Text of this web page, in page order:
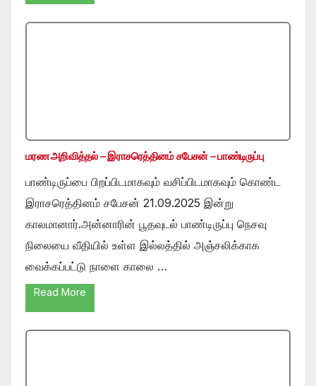
மரண அறிவித்தல் – இராசரெத்தினம் சபேசன் – பாண்டிருப்பு
பாண்டிருப்பை பிறப்பிடமாகவும் வசிப்பிடமாகவும் கொண்ட
இராசரெத்தினம் சபேசன் 21.09.2025 இன்று
காலமானார்.அன்னாரின் பூதவுடல் பாண்டிருப்பு நெசவு
நிலையை வீதியில் உள்ள இல்லத்தில் அஞ்சலிக்காக
வைக்கப்பட்டு நாளை காலை …
Read More